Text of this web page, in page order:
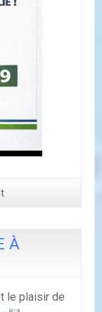
À
le plaisir de